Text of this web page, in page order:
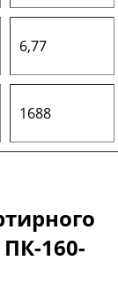
6,77
1688
160-